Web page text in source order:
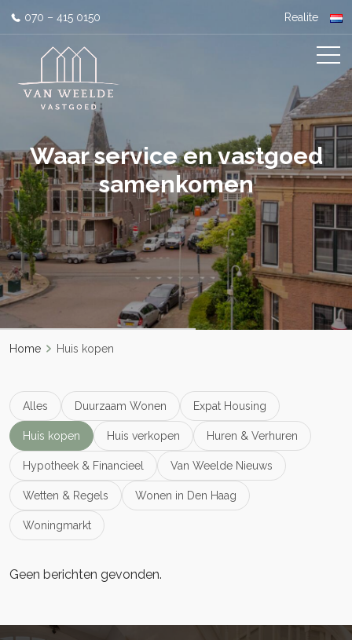
070 – 415 0150 Realite
Waar service en vastgoed
samenkomen
Home Huis kopen
Alles Duurzaam Wonen Expat Housing
Huis kopen Huis verkopen Huren & Verhuren
Hypotheek & Financieel Van Weelde Nieuws
Wetten & Regels Wonen in Den Haag
Woningmarkt
Geen berichten gevonden.